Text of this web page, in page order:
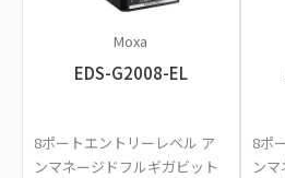
Moxa
EDS-G2008-EL
8ポートエントリーレベル ア
ンマネージドフルギガビット
8ポ
ン